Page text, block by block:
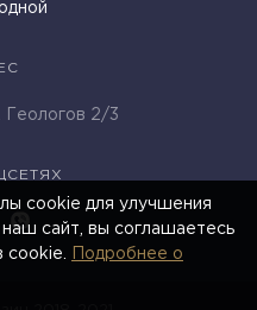
Геологов 2/3
cookie для улучшения
сайт, вы соглашаетесь
cookie.
Подробнее о